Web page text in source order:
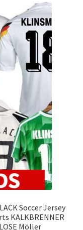
Soccer Jersey
KALKBRENNER
Möller